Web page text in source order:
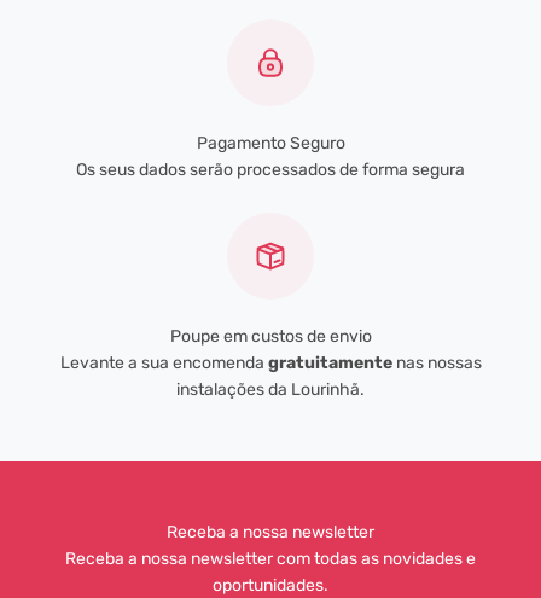
Pagamento Seguro
Os seus dados serão processados de forma segura
Poupe em custos de envio
Levante a sua encomenda gratuitamentenas nossas
instalações da Lourinhã.
Receba a nossa newsletter
Receba a nossa newsletter com todas as novidades e
oportunidades.